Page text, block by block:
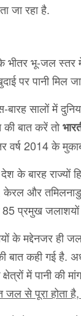
जा रहा है.
भू-जल स्तर
पर पानी मिल
बारह सालों में
बात करें तो
वर्ष 2014 के
के बारह राज्यों
केरल और
प्रमुख जलाशयों
के मद्देनजर ही
बात कही गई है.
में पानी की
जल से पूरा होता